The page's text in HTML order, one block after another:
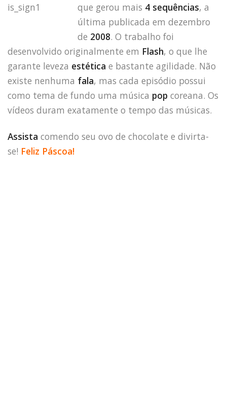
que gerou mais 4 sequências, a
última publicada em dezembro
de 2008. O trabalho foi
desenvolvido originalmente em Flash, o que lhe
garante leveza estética e bastante agilidade. Não
existe nenhuma fala, mas cada episódio possui
como tema de fundo uma música pop coreana. Os
vídeos duram exatamente o tempo das músicas.
Assista comendo seu ovo de chocolate e divirta-
se! Feliz Páscoa!